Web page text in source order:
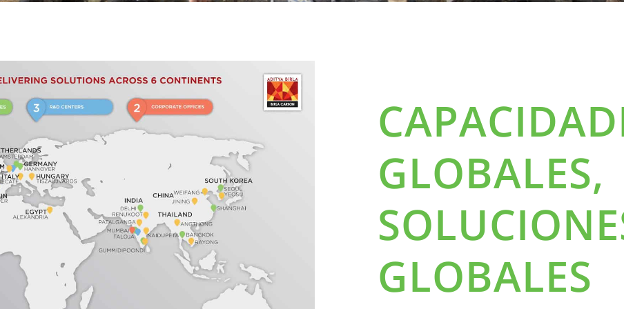
GLOBALES,
GLOBALES